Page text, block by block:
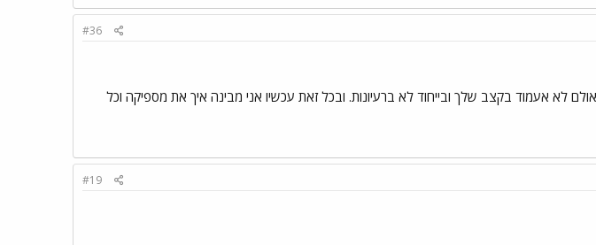
#36
לא אעמוד בקצב שלך ובייחוד לא ברעיונות. ובכל זאת עכשיו אני מבינה איך את מספיקה וכל
#19